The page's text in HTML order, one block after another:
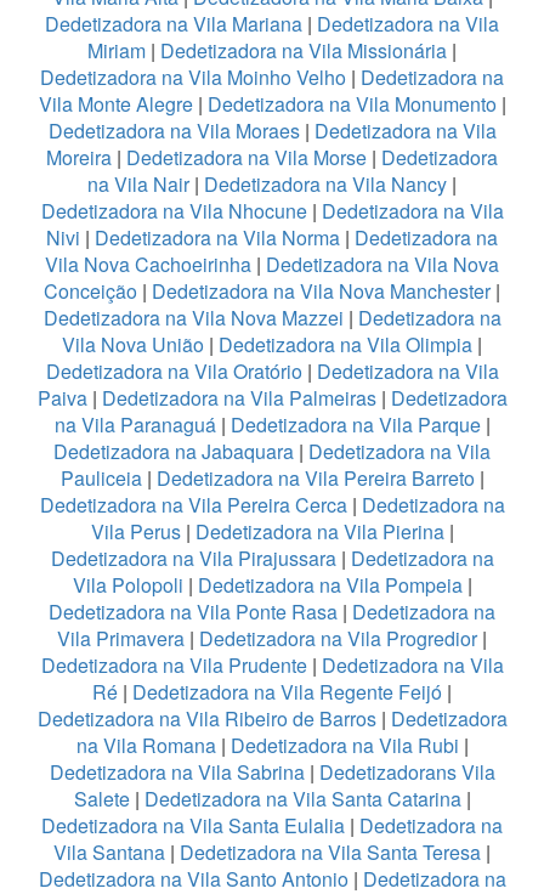
Dedetizadora na Vila Mariana | Dedetizadora na Vila
Miriam | Dedetizadora na Vila Missionária |
Dedetizadora na Vila Moinho Velho | Dedetizadora na
Vila Monte Alegre| Dedetizadora na Vila Monumento|
Dedetizadora na Vila Moraes| Dedetizadora na Vila
Moreira | Dedetizadora na Vila Morse | Dedetizadora
na Vila Nair| Dedetizadora na Vila Nancy |
Dedetizadora na Vila Nhocune| Dedetizadora na Vila
Nivi | Dedetizadora na Vila Norma | Dedetizadora na
Vila Nova Cachoeirinha | Dedetizadora na Vila Nova
Conceição | Dedetizadora na Vila Nova Manchester|
Dedetizadora na Vila Nova Mazzei | Dedetizadora na
Vila Nova União | Dedetizadora na Vila Olimpia |
Dedetizadora na Vila Oratório| Dedetizadora na Vila
Paiva| Dedetizadora na Vila Palmeiras| Dedetizadora
na Vila Paranaguá| Dedetizadora na Vila Parque|
Dedetizadora na Jabaquara | Dedetizadora na Vila
Pauliceia| Dedetizadora na Vila Pereira Barreto|
Dedetizadora na Vila Pereira Cerca| Dedetizadora na
Vila Perus| Dedetizadora na Vila Pierina|
Dedetizadora na Vila Pirajussara| Dedetizadora na
Vila Polopoli | Dedetizadora na Vila Pompeia|
Dedetizadora na Vila Ponte Rasa | Dedetizadora na
Vila Primavera | Dedetizadora na Vila Progredior|
Dedetizadora na Vila Prudente| Dedetizadora na Vila
Ré | Dedetizadora na Vila Regente Feijó |
Dedetizadora na Vila Ribeiro de Barros| Dedetizadora
na Vila Romana| Dedetizadora na Vila Rubi |
Dedetizadora na Vila Sabrina| Dedetizadorans Vila
Salete| Dedetizadora na Vila Santa Catarina|
Dedetizadora na Vila Santa Eulalia | Dedetizadora na
Vila Santana | Dedetizadora na Vila Santa Teresa |
Dedetizadora na Vila Santo Antonio| Dedetizadora na